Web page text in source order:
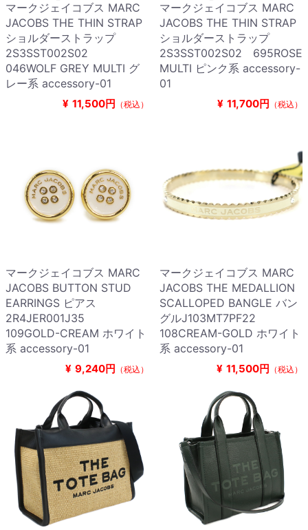
マークジェイコブス MARC
JACOBS THE THIN STRAP
ショルダーストラップ
2S3SST002S02
046WOLF GREY MULTI グ
レー系 accessory-01
¥ 11,500円 （税込）
マークジェイコブス MARC
JACOBS THE THIN STRAP
ショルダーストラップ
2S3SST002S02 695ROSE
MULTI ピンク系 accessory-
01
¥ 11,700円 （税込）
マークジェイコブス MARC
JACOBS BUTTON STUD
EARRINGS ピアス
2R4JER001J35
109GOLD-CREAM ホワイト
系 accessory-01
¥ 9,240円 （税込）
マークジェイコブス MARC
JACOBS THE MEDALLION
SCALLOPED BANGLE バン
グルJ103MT7PF22
108CREAM-GOLD ホワイト
系 accessory-01
¥ 11,500円 （税込）